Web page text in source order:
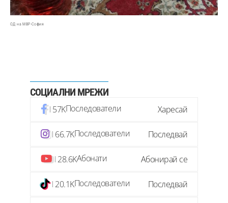
ОД на МВР-София
СОЦИАЛНИ МРЕЖИ
57KПоследователи Харесай
66.7KПоследователи Последвай
28.6KАбонати Абонирай се
20.1KПоследователи Последвай